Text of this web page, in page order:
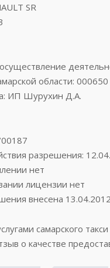
SR
области: 000650
ИП Шурухин Д.А.
разрешения:
нет
лицензии нет
внесена 13.04.2012
самарского
о качестве